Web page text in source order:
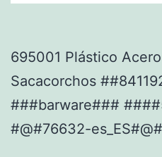
695001 Plástico
Sacacorchos
###barware###
#@#76632-